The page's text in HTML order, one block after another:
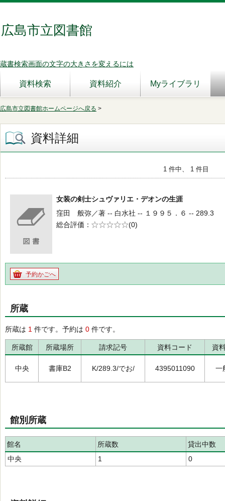
広島市立図書館
蔵書検索画面の文字の大きさを変えるには
資料検索 資料紹介 Myライブラリ
広島市立図書館ホームページへ戻る >
資料詳細
1 件中、 1 件目
女装の剣士シュヴァリエ・デオンの生涯
窪田 般弥／著 -- 白水社 -- １９９５．６ -- 289.3
総合評価
5段階評価
(0)
予約かごへ
所蔵
所蔵は 1 件です。予約は 0 件です。
所蔵館 所蔵場所 請求記号 資料コード 資
中央 書庫B2 K/289.3/でお/ 4395011090 一
館別所蔵
館名 所蔵数
貸出中数
中央
1 0